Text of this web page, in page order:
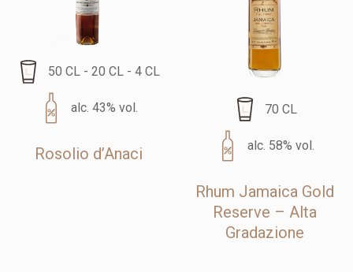
50 CL - 20 CL - 4 CL
alc. 43% vol.
Rosolio d’Anaci
70 CL
alc. 58% vol.
Rhum Jamaica Gold
Reserve – Alta
Gradazione